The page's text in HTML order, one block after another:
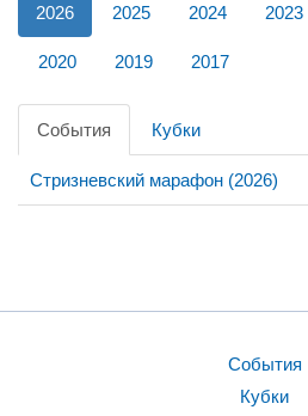
2026 2025 2024 2023
2020 2019 2017
События Кубки
Стризневский марафон (2026)
События
Кубки